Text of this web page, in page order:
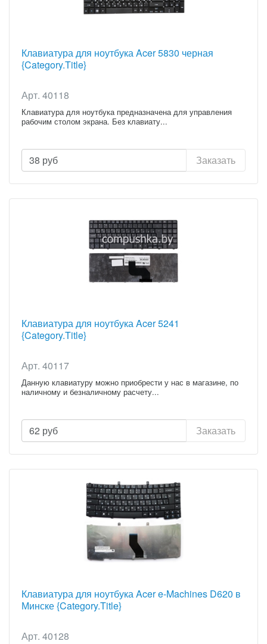
Клавиатура для ноутбука Acer 5830 черная
{Category.Title}
Арт. 40118
Клавиатура для ноутбука предназначена для управления
рабочим столом экрана. Без клавиату...
38 руб Заказать
Клавиатура для ноутбука Acer 5241
{Category.Title}
Арт. 40117
Данную клавиатуру можно приобрести у нас в магазине, по
наличному и безналичному расчету...
62 руб Заказать
Клавиатура для ноутбука Acer e-Machines D620 в
Минске {Category.Title}
Арт. 40128